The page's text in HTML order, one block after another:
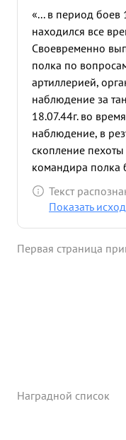
«... в период боев
находился все
Своевременно
полка по
артиллерией,
наблюдение за
18.07.44г. во
наблюдение, в
скопление
командира полка
понесла большие
за овладение
офицера. в
Текст
Показать
Первая страница
Наградной список